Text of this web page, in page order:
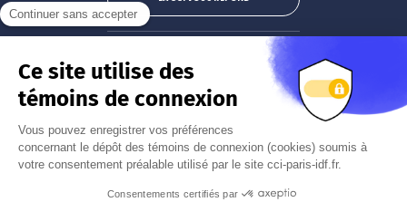
Instagram
S'abonner à la newsletter